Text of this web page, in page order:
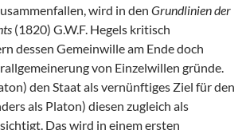
wird in den Grundlinien der
(1820) G.W.F. Hegels kritisch
dessen Gemeinwille am Ende doch
von Einzelwillen gründe.
den Staat als vernünftiges Ziel für den
als Platon) diesen zugleich als
Das wird in einem ersten